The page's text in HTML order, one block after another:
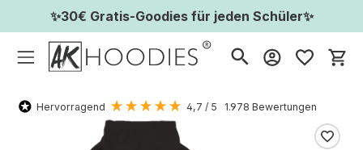
✨30€ Gratis-Goodies für jeden Schüler✨
Hervorragend 4,7 / 5 1.978 Bewertungen